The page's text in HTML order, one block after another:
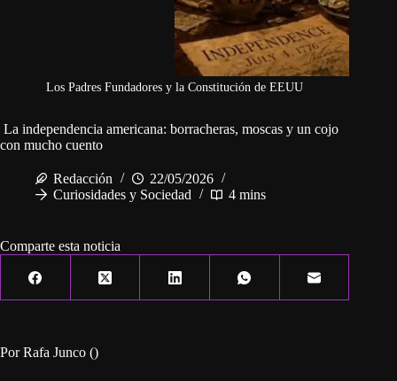
Los Padres Fundadores y la Constitución de EEUU
La independencia americana: borracheras, moscas y un cojo
con mucho cuento
Redacción
22/05/2026
Curiosidades y Sociedad
4 mins
Comparte esta noticia
Por Rafa Junco ()